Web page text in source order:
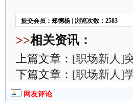
提交会员：郑德杨 | 浏览次数：2583
>>相关资讯：
上篇文章： [职场新人]
下篇文章： [职场新人]
网友评论